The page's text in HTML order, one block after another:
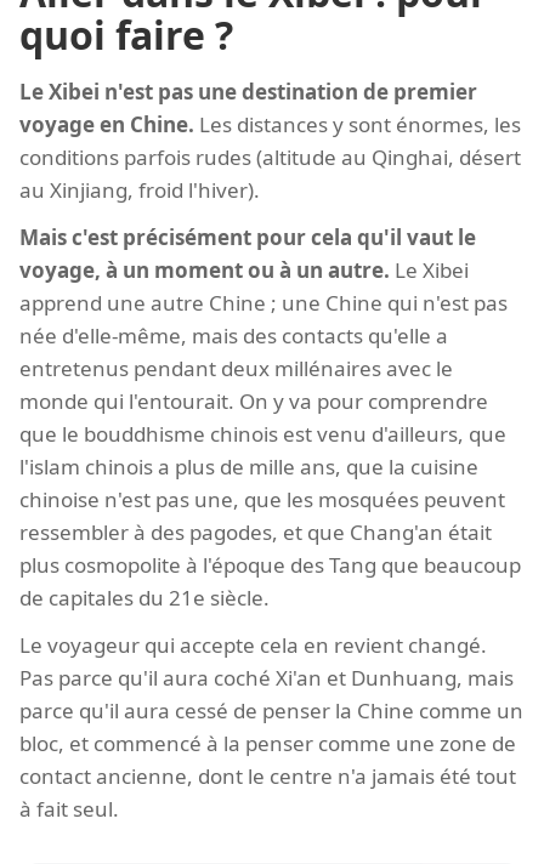
quoi faire ?
Le Xibei n'est pas une destination de premier
voyage en Chine. Les distances y sont énormes, les
conditions parfois rudes (altitude au Qinghai, désert
au Xinjiang, froid l'hiver).
Mais c'est précisément pour cela qu'il vaut le
voyage, à un moment ou à un autre. Le Xibei
apprend une autre Chine ; une Chine qui n'est pas
née d'elle-même, mais des contacts qu'elle a
entretenus pendant deux millénaires avec le
monde qui l'entourait. On y va pour comprendre
que le bouddhisme chinois est venu d'ailleurs, que
l'islam chinois a plus de mille ans, que la cuisine
chinoise n'est pas une, que les mosquées peuvent
ressembler à des pagodes, et que Chang'an était
plus cosmopolite à l'époque des Tang que beaucoup
de capitales du 21e siècle.
Le voyageur qui accepte cela en revient changé.
Pas parce qu'il aura coché Xi'an et Dunhuang, mais
parce qu'il aura cessé de penser la Chine comme un
bloc, et commencé à la penser comme une zone de
contact ancienne, dont le centre n'a jamais été tout
à fait seul.